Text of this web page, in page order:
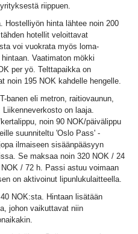
riippuen.
Hostelliyön hinta lähtee noin 200
hotellit veloittavat
voi vuokrata myös loma-
Vaatimaton mökki
per yö. Telttapaikka on
noin 195 NOK kahdelle hengelle.
banen eli metron, raitiovaunun,
on laaja.
noin 90 NOK/päivälippu
suunniteltu 'Oslo Pass' -
ilmaiseen sisäänpääsyyn
Se maksaa noin 320 NOK / 24
/ 72 h. Passi astuu voimaan
on aktivoinut lipunlukulaitteella.
NOK:sta. Hintaan lisätään
johon vaikuttavat niin